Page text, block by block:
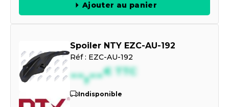
Ajouter au panier
Spoiler NTY EZC-AU-192
Réf : EZC-AU-192
--,--€ TTC
Indisponible